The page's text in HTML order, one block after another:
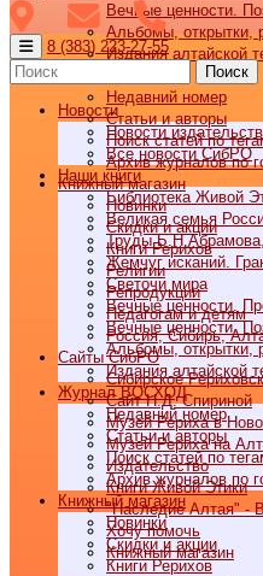
Вечные ценности.
Альбомы, открытки,
Издания алтайской
Недавний номер
Статьи и авторы
Поиск статей по
Архив журналов по
Книжный магазин
Новинки
Скидки и акции
Книги Рерихов
Религии
Репродукции
Педагогам и детям
Россия, Сибирь,
Cайты СибРО
Сибирское
Сайт Н.Д. Спириной
Музей Рериха в
Музей Рериха на
Издательство
Книги Живой Этики
"Наследие Алтая" -
Хочу помочь
Книжный магазин
8 (383) 223-27-55
Поиск
Новости
Новости
Все новости СибРО
Наши книги
Библиотека Живой
Великая семья
Труды
Жемчуг исканий.
Светочи мира
Вечные ценности.
Вечные ценности.
Альбомы, открытки,
Издания алтайской
Журнал ВОСХОД
Недавний номер
Статьи и авторы
Поиск статей по
Архив журналов по
Книжный магазин
Новинки
Скидки и акции
Книги Рерихов